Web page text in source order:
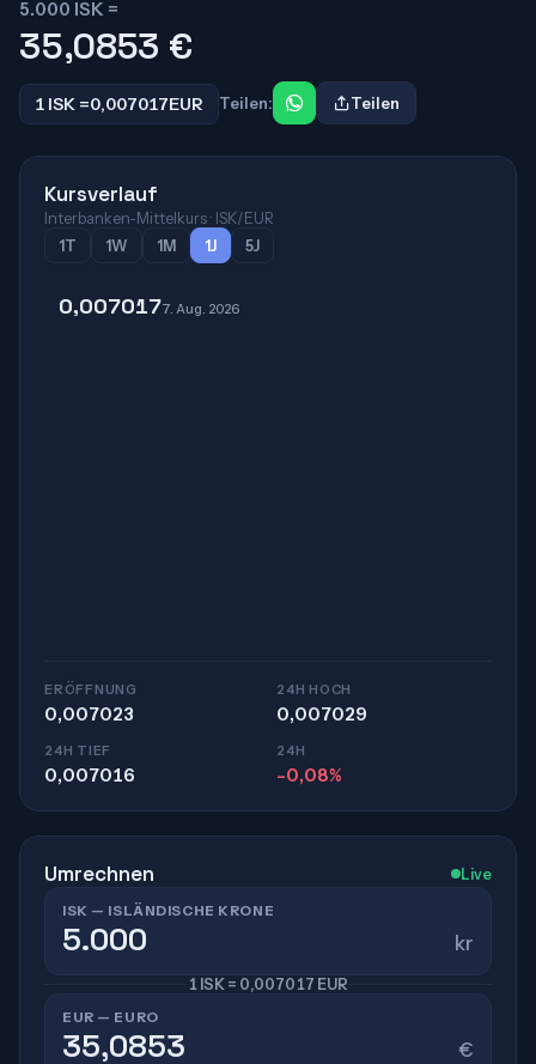
5.000 ISK =
35,0853 €
1 ISK =0,007017EUR Teilen: Teilen
Kursverlauf
Interbanken-Mittelkurs · ISK/EUR
1T
1W 1M 1J 5J
0,0070177. Aug. 2026
ERÖFFNUNG
0,007023
24H HOCH
0,007029
24H TIEF
0,007016
24H
-0,08%
Umrechnen Live
ISK — ISLÄNDISCHE KRONE
kr
1 ISK = 0,007017 EUR
EUR — EURO
€